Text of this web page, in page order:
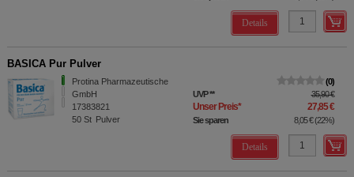
Details
BASICA Pur Pulver
Protina Pharmazeutische
GmbH
17383821
50 St Pulver
0
UVP** 35,90 €
Unser Preis* 27,85 €
Sie sparen 8,05 €(22%)
Details